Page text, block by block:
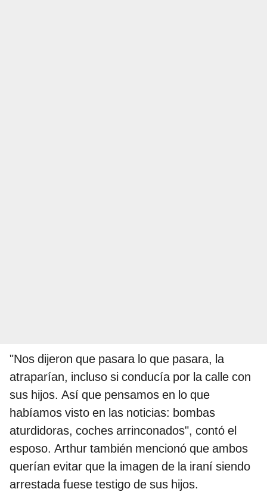
"Nos dijeron que pasara lo que pasara, la
atraparían, incluso si conducía por la calle con
sus hijos. Así que pensamos en lo que
habíamos visto en las noticias: bombas
aturdidoras, coches arrinconados", contó el
esposo. Arthur también mencionó que ambos
querían evitar que la imagen de la iraní siendo
arrestada fuese testigo de sus hijos.